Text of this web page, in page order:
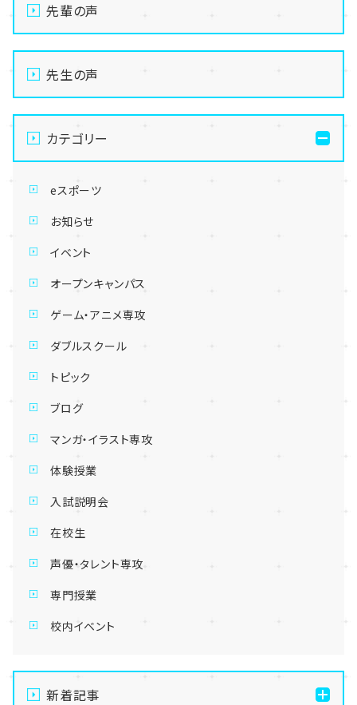
先輩の声
先生の声
カテゴリー
eスポーツ
お知らせ
イベント
オープンキャンパス
ゲーム・アニメ専攻
ダブルスクール
トピック
ブログ
マンガ・イラスト専攻
体験授業
入試説明会
在校生
声優・タレント専攻
専門授業
校内イベント
新着記事